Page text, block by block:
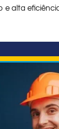
e alta